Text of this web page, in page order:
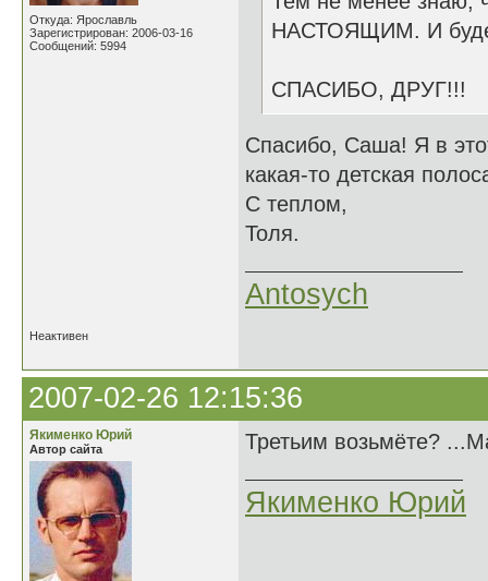
Откуда: Ярославль
Зарегистрирован: 2006-03-16
Сообщений: 5994
НАСТОЯЩИМ. И
СПАСИБО, ДРУГ!!!
Спасибо, Саша! Я в
какая-то детская
С теплом,
Толя.
Antosych
Неактивен
2007-02-26 12:15:36
Якименко Юрий
Автор сайта Третьим возьмёте?
Якименко Юрий